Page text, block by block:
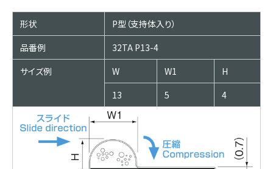
形状
P型（支持体入り）
品番例
32TA P13-4
サイズ例
W W1
H
13
5 4